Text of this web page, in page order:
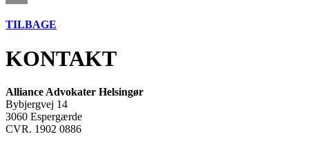
TILBAGE
KONTAKT
Alliance Advokater Helsingør
Bybjergvej 14
3060 Espergærde
CVR. 1902 0886